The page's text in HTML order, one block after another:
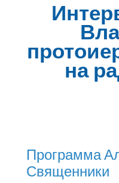
на
Программа